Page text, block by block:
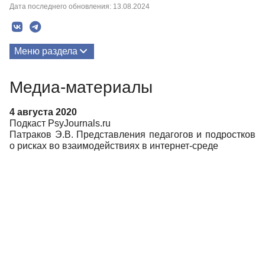
Дата последнего обновления: 13.08.2024
Меню раздела
Медиа-материалы
Медиа-материалы
4 августа 2020
Подкаст PsyJournals.ru
Патраков Э.В. Представления педагогов и подростков
о рисках во взаимодействиях в интернет-среде